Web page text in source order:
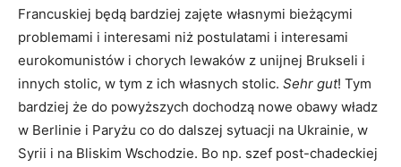
Francuskiej będą bardziej zajęte własnymi bieżącymi
problemami i interesami niż postulatami i interesami
eurokomunistów i chorych lewaków z unijnej Brukseli i
innych stolic, w tym z ich własnych stolic. Sehr gut! Tym
bardziej że do powyższych dochodzą nowe obawy władz
w Berlinie i Paryżu co do dalszej sytuacji na Ukrainie, w
Syrii i na Bliskim Wschodzie. Bo np. szef post-chadeckiej